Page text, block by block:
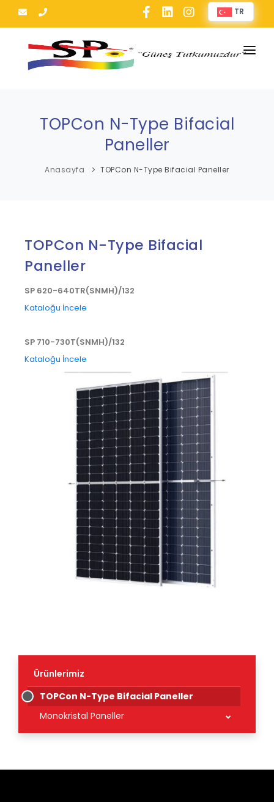
TR
BLOG
İLETİŞİM
TOPCon N-Type Bifacial
Paneller
Anasayfa TOPCon N-Type Bifacial Paneller
TOPCon N-Type Bifacial
Paneller
SP 620-640TR(SNMH)/132
Kataloğu İncele
SP 710-730T(SNMH)/132
Kataloğu İncele
Ürünlerimiz
TOPCon N-Type Bifacial Paneller
Monokristal Paneller